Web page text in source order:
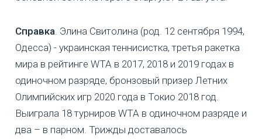
Справка. Элина Свитолина (род. 12 сентября 1994,
Одесса) - украинская теннисистка, третья ракетка
мира в рейтинге WTA в 2017, 2018 и 2019 годах в
одиночном разряде, бронзовый призер Летних
Олимпийских игр 2020 года в Токио 2018 год.
Выиграла 18 турниров WTA в одиночном разряде и
два – в парном. Трижды доставалось